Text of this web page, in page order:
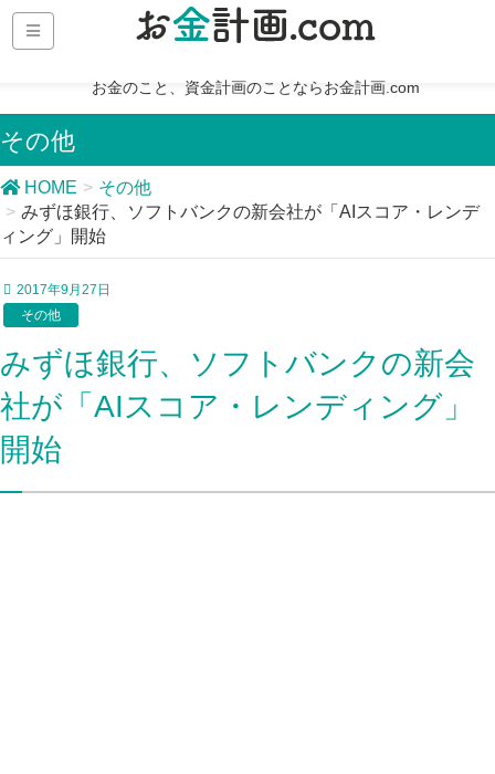
お金のこと、資金計画のことならお金計画.com
その他
HOME
その他
みずほ銀行、ソフトバンクの新会社が「AIスコア・レンデ
ィング」開始
2017年9月27日
その他
みずほ銀行、ソフトバンクの新会
社が「AIスコア・レンディング」
開始